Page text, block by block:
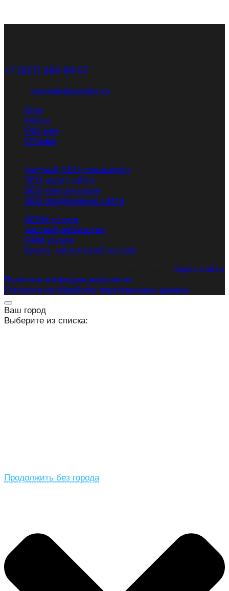
+7 (927) 888-89-57
seonode@yandex.ru
Блог
Кейсы
Обо мне
Отзывы
Частный SEO-специалист
SEO-аудит сайта
SEO-консультация
SEO-продвижение сайта
SERM услуги
Частный вебмастер
ORM услуги
Купить посетителей на сайт
Карта сайта
Политика конфиденциальности
Согласие на обработку персональных данных
Ваш город
Выберите из списка:
Продолжить без города